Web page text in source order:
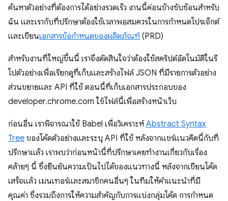
ค้นหาตัวอย่างที่ต้องการได้อย่างรวดเร็ว งานนี้ค่อนข้างซับซ้อนสำหรับ
ฉัน และเรากับที่ปรึกษาต้องใช้เวลาพอสมควรในการกำหนดโปรเจ็กต์
และเขียนเอกสารข้อกำหนดของผลิตภัณฑ์ (PRD)
สำหรับงานที่ใหญ่ขึ้นนี้ เราจึงตัดสินใจว่าต้องใช้สคริปต์อัตโนมัติในรี
โปตัวอย่างเพื่อเรียกดูที่เก็บและสร้างไฟล์ JSON ที่มีรายการตัวอย่าง
ส่วนขยายและ API ที่ใช้ ตอนนี้ที่เก็บเอกสารประกอบของ
developer.chrome.com ใช้ไฟล์นี้เพื่อสร้างหน้าเว็บ
ก่อนอื่น เราพิจารณาใช้ Babel เพื่อวิเคราะห์Abstract Syntax
Tree ของโค้ดตัวอย่างและระบุ API ที่ใช้ หลังจากแชร์แนวคิดนี้กับที่
ปรึกษาแล้ว เราพบว่าก่อนหน้านี้ที่ปรึกษาเคยทำงานเกี่ยวกับเรื่อง
คล้ายๆ นี้ ซึ่งยืนยันความเป็นไปได้ของแนวทางนี้ หลังจากเขียนโค้ด
เสร็จแล้ว เมนเทอร์และสมาชิกคนอื่นๆ ในทีมให้คำแนะนำที่มี
คุณค่า ซึ่งรวมถึงการให้ความสำคัญกับการแบ่งกลุ่มโค้ด การกำหนด